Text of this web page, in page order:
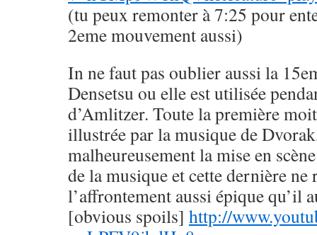
(tu peux remonter à 7:25 pour
2eme mouvement aussi)
In ne faut pas oublier aussi la
Densetsu ou elle est utilisée
d’Amlitzer. Toute la première
illustrée par la musique de
malheureusement la mise en
de la musique et cette dernière ne
l’affrontement aussi épique qu’il
[obvious spoils] http://